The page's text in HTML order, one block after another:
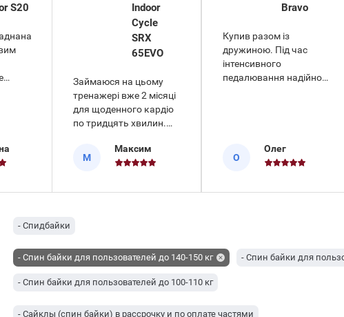
S20
Indoor
Cycle
SRX
65EVO
Займаюся на цьому
тренажері вже 2 місяці
для щоденного кардіо
по тридцять хвилин.
встановлена
безступінчаста
навантаження, можна
Вбудований чіткий
LCD-дисплей виводить
тренування – час
М
Максим
Bravo
Купив разом із
дружиною. Під час
інтенсивного
педалювання надійно
заблокувати маховик у
разі потреби та точно
О
Олег
- Спидбайки
- Спин байки для пользователей до 140-150 кг - Спин байки для
- Спин байки для пользователей до 100-110 кг
- Сайклы (спин байки) в рассрочку и по оплате частями